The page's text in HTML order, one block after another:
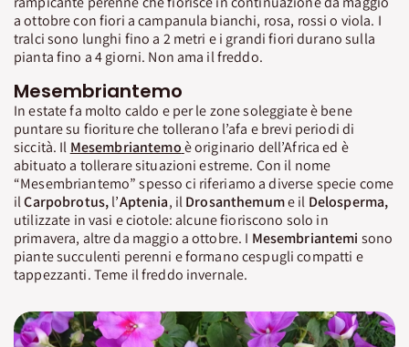
a ottobre con fiori a campanula bianchi, rosa, rossi o viola. I
tralci sono lunghi fino a 2 metri e i grandi fiori durano sulla
pianta fino a 4 giorni. Non ama il freddo.
Mesembriantemo
In estate fa molto caldo e per le zone soleggiate è bene
puntare su fioriture che tollerano l’afa e brevi periodi di
siccità. Il Mesembriantemoè originario dell’Africa ed è
abituato a tollerare situazioni estreme. Con il nome
“Mesembriantemo” spesso ci riferiamo a diverse specie come
ilCarpobrotus,l’Aptenia, ilDrosanthemume il Delosperma,
utilizzate in vasi e ciotole: alcune fioriscono solo in
primavera, altre da maggio a ottobre. I Mesembriantemi sono
piante succulenti perenni e formano cespugli compatti e
tappezzanti. Teme il freddo invernale.